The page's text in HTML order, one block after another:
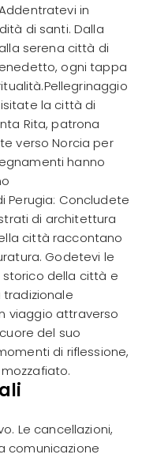
in
di santi. Dalla
serena città di
ogni tappa
la città di
Rita, patrona
verso Norcia per
hanno
Perugia: Concludete
di architettura
città raccontano
Godetevi le
della città e
viaggio attraverso
del suo
di riflessione,
Le cancellazioni,
comunicazione